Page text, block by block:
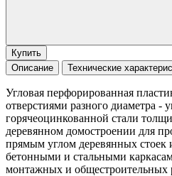
Купить
Описание
Технические
Угловая перфорированная
отверстиями разного диаметра -
горячеоцинкованной стали
деревянном домостроении для
прямым углом деревянных стоек
бетонными и стальными
монтажных и общестроительных